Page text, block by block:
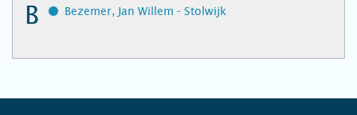
B Bezemer, Jan Willem - Stolwijk